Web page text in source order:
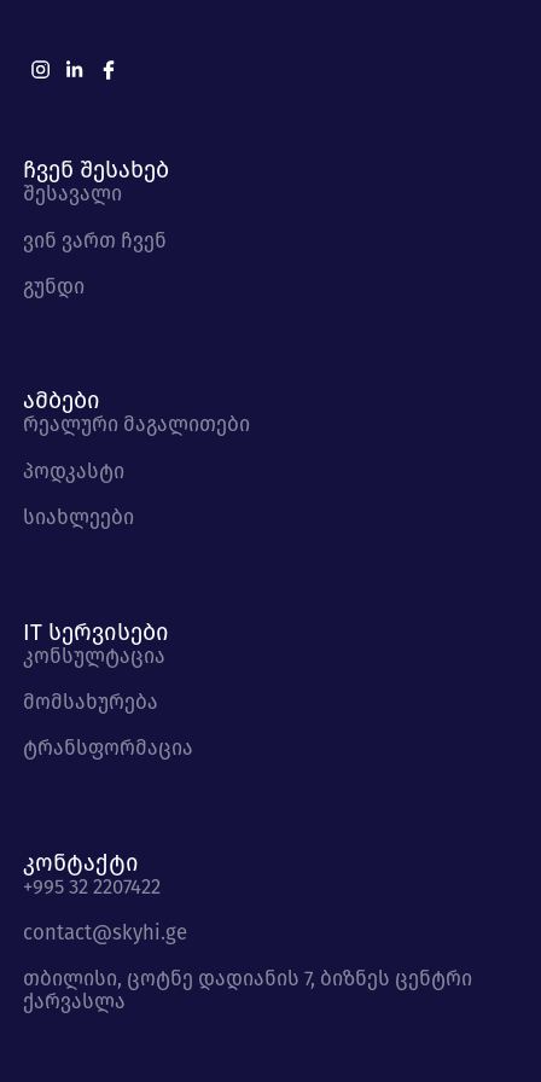
ჩვენ შესახებ
შესავალი
ვინ ვართ ჩვენ
გუნდი
ამბები
რეალური მაგალითები
პოდკასტი
სიახლეები
IT სერვისები
კონსულტაცია
მომსახურება
ტრანსფორმაცია
კონტაქტი
+995 32 2207422
contact@skyhi.ge
თბილისი, ცოტნე დადიანის 7, ბიზნეს ცენტრი
ქარვასლა